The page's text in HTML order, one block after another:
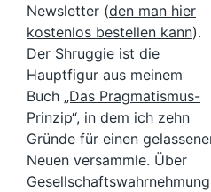
Newsletter (den man hier
kostenlos bestellen kann).
Der Shruggie ist die
Hauptfigur aus meinem
Buch „Das Pragmatismus-
Prinzip“, in dem ich zehn
Gründe für einen
Neuen versammle. Über